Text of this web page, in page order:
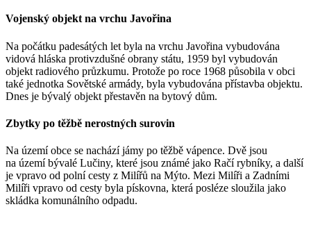
Vojenský objekt na vrchu Javořina
Na počátku padesátých let byla na vrchu Javořina vybudována
vidová hláska protivzdušné obrany státu, 1959 byl vybudován
objekt radiového průzkumu. Protože po roce 1968 působila v obci
také jednotka Sovětské armády, byla vybudována přístavba objektu.
Dnes je bývalý objekt přestavěn na bytový dům.
Zbytky po těžbě nerostných surovin
Na území obce se nachází jámy po těžbě vápence. Dvě jsou
na území bývalé Lučiny, které jsou známé jako Račí rybníky, a další
je vpravo od polní cesty z Milířů na Mýto. Mezi Milíři a Zadními
Milíři vpravo od cesty byla pískovna, která posléze sloužila jako
skládka komunálního odpadu.